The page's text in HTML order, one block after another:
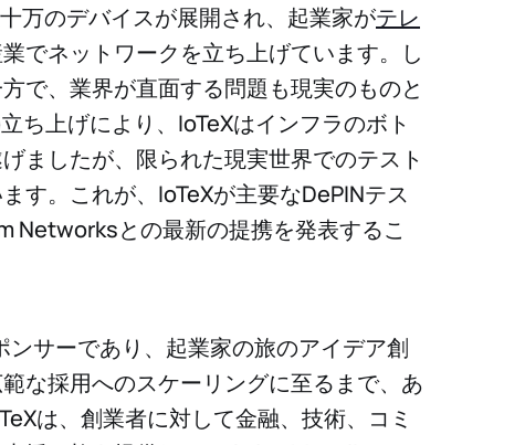
万のデバイスが展開され、起業家がテレ
でネットワークを立ち上げています。し
で、業界が直面する問題も現実のものと
ち上げにより、IoTeXはインフラのボト
ましたが、限られた現実世界でのテスト
す。これが、IoTeXが主要なDePINテス
Networksとの最新の提携を発表するこ
ンサーであり、起業家の旅のアイデア創
な採用へのスケーリングに至るまで、あ
は、創業者に対して金融、技術、コミ